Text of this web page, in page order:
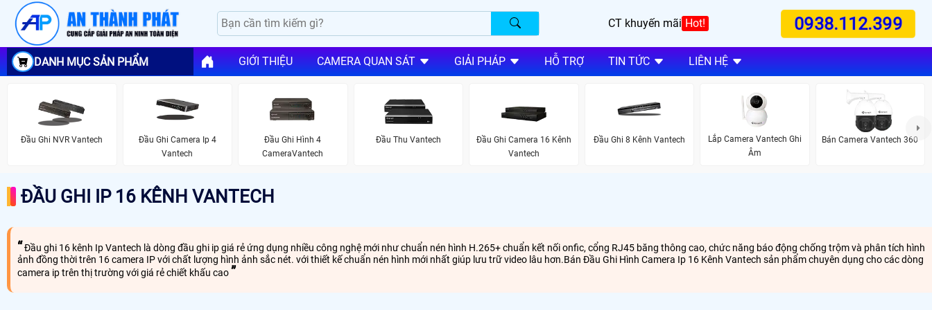
CT khuyến mãi Hot! 0938.112.399
DANH MỤC SẢN PHẨM GIỚI THIỆU CAMERA QUAN SÁT GIẢI PHÁP HỖ TRỢ TIN TỨC LIÊN HỆ
Đầu Ghi NVR Vantech
Đầu Ghi Camera Ip 4
Vantech
Đầu Ghi Hình 4
CameraVantech
Đầu Thu Vantech
Đầu Ghi Camera 16 Kênh
Vantech
Đầu Ghi 8 Kênh Vantech
Lắp Camera Vantech Ghi
Âm
Bán Camera Vantech 360
ĐẦU GHI IP 16 KÊNH VANTECH
Đầu ghi 16 kênh Ip Vantech là dòng đầu ghi ip giá rẻ ứng dụng nhiều công nghệ mới như chuẩn nén hình H.265+ chuẩn kết nối onfic, cổng RJ45 băng thông cao, chức năng báo động chống trộm và phân tích hình
ảnh đồng thời trên 16 camera IP với chất lượng hình ảnh sắc nét. với thiết kế chuẩn nén hình mới nhất giúp lưu trữ video lâu hơn.Bán Đầu Ghi Hình Camera Ip 16 Kênh Vantech sản phẩm chuyên dụng cho các dòng
camera ip trên thị trường với giá rẻ chiết khấu cao